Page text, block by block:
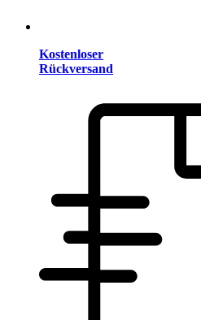
Kostenloser
Rückversand